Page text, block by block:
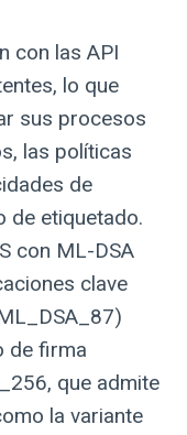
con las API
lo que
sus procesos
las políticas
de
de etiquetado.
con ML-DSA
clave
de firma
que admite
la variante